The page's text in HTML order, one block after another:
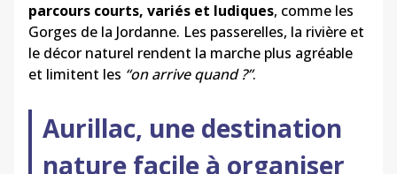
parcours courts, variés et ludiques, comme les
Gorges de la Jordanne. Les passerelles, la rivière et
le décor naturel rendent la marche plus agréable
et limitent les “on arrive quand ?”.
Aurillac, une destination
nature facile à organiser